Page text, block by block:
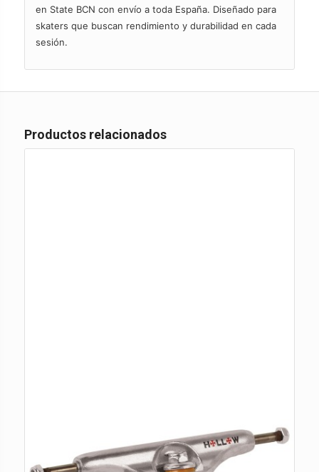
en State BCN con envío a toda España. Diseñado para
skaters que buscan rendimiento y durabilidad en cada
sesión.
Productos relacionados